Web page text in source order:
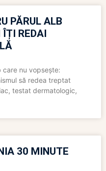
PĂRUL ALB
ÎȚI REDAI
care nu vopsește:
să redea treptat
testat dermatologic,
30 MINUTE